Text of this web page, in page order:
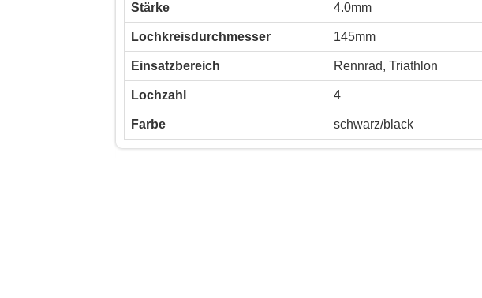
Stärke 4.0mm
Lochkreisdurchmesser 145mm
Einsatzbereich Rennrad, Triathlon
Lochzahl 4
Farbe schwarz/black